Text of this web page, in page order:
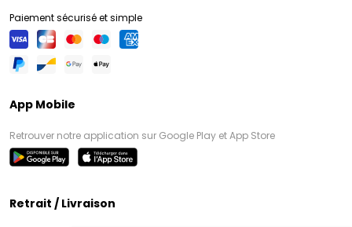
Paiement sécurisé et simple
App Mobile
Retrouver notre application sur Google Play et App Store
Retrait / Livraison